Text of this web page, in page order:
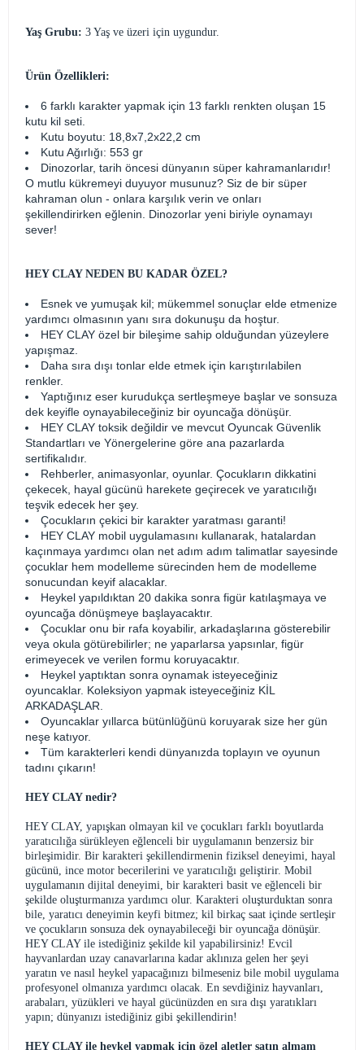
Yaş Grubu: 3 Yaş ve üzeri için uygundur.
Ürün Özellikleri:
6 farklı karakter yapmak için 13 farklı renkten oluşan 15
kutu kil seti.
Kutu boyutu: 18,8x7,2x22,2 cm
Kutu Ağırlığı: 553 gr
Dinozorlar, tarih öncesi dünyanın süper kahramanlarıdır!
O mutlu kükremeyi duyuyor musunuz? Siz de bir süper
kahraman olun - onlara karşılık verin ve onları
şekillendirirken eğlenin. Dinozorlar yeni biriyle oynamayı
sever!
HEY CLAY NEDEN BU KADAR ÖZEL?
Esnek ve yumuşak kil; mükemmel sonuçlar elde etmenize
yardımcı olmasının yanı sıra dokunuşu da hoştur.
HEY CLAY özel bir bileşime sahip olduğundan yüzeylere
yapışmaz.
Daha sıra dışı tonlar elde etmek için karıştırılabilen
renkler.
Yaptığınız eser kurudukça sertleşmeye başlar ve sonsuza
dek keyifle oynayabileceğiniz bir oyuncağa dönüşür.
HEY CLAY toksik değildir ve mevcut Oyuncak Güvenlik
Standartları ve Yönergelerine göre ana pazarlarda
sertifikalıdır.
Rehberler, animasyonlar, oyunlar. Çocukların dikkatini
çekecek, hayal gücünü harekete geçirecek ve yaratıcılığı
teşvik edecek her şey.
Çocukların çekici bir karakter yaratması garanti!
HEY CLAY mobil uygulamasını kullanarak, hatalardan
kaçınmaya yardımcı olan net adım adım talimatlar sayesinde
çocuklar hem modelleme sürecinden hem de modelleme
sonucundan keyif alacaklar.
Heykel yapıldıktan 20 dakika sonra figür katılaşmaya ve
oyuncağa dönüşmeye başlayacaktır.
Çocuklar onu bir rafa koyabilir, arkadaşlarına gösterebilir
veya okula götürebilirler; ne yaparlarsa yapsınlar, figür
erimeyecek ve verilen formu koruyacaktır.
Heykel yaptıktan sonra oynamak isteyeceğiniz
oyuncaklar. Koleksiyon yapmak isteyeceğiniz KİL
ARKADAŞLAR.
Oyuncaklar yıllarca bütünlüğünü koruyarak size her gün
neşe katıyor.
Tüm karakterleri kendi dünyanızda toplayın ve oyunun
tadını çıkarın!
HEY CLAY nedir?
HEY CLAY, yapışkan olmayan kil ve çocukları farklı boyutlarda
yaratıcılığa sürükleyen eğlenceli bir uygulamanın benzersiz bir
birleşimidir. Bir karakteri şekillendirmenin fiziksel deneyimi, hayal
gücünü, ince motor becerilerini ve yaratıcılığı geliştirir. Mobil
uygulamanın dijital deneyimi, bir karakteri basit ve eğlenceli bir
şekilde oluşturmanıza yardımcı olur. Karakteri oluşturduktan sonra
bile, yaratıcı deneyimin keyfi bitmez; kil birkaç saat içinde sertleşir
ve çocukların sonsuza dek oynayabileceği bir oyuncağa dönüşür.
HEY CLAY ile istediğiniz şekilde kil yapabilirsiniz! Evcil
hayvanlardan uzay canavarlarına kadar aklınıza gelen her şeyi
yaratın ve nasıl heykel yapacağınızı bilmeseniz bile mobil uygulama
profesyonel olmanıza yardımcı olacak. En sevdiğiniz hayvanları,
arabaları, yüzükleri ve hayal gücünüzden en sıra dışı yaratıkları
yapın; dünyanızı istediğiniz gibi şekillendirin!
HEY CLAY ile heykel yapmak için özel aletler satın almam